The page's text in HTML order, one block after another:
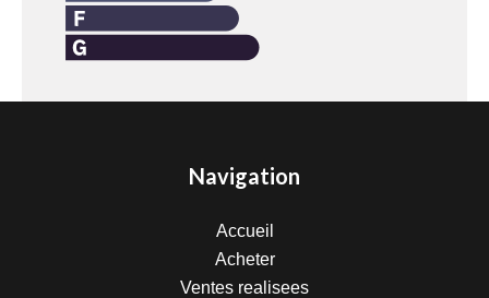
Navigation
Accueil
Acheter
Ventes realisees